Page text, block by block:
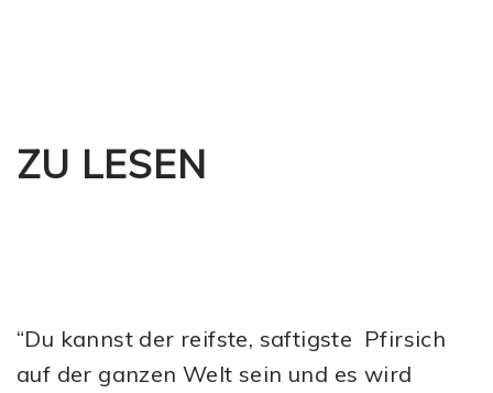
ZU LESEN
“Du kannst der reifste, saftigste Pfirsich
auf der ganzen Welt sein und es wird